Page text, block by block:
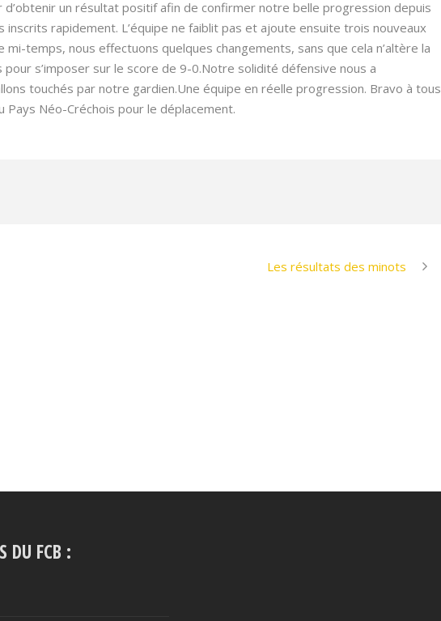
un résultat positif afin de confirmer notre belle progression depuis
rapidement. L’équipe ne faiblit pas et ajoute ensuite trois nouveaux
temps, nous effectuons quelques changements, sans que cela n’altère la
s’imposer sur le score de 9-0.Notre solidité défensive nous a
touchés par notre gardien.Une équipe en réelle progression. Bravo à tous
Néo-Créchois pour le déplacement.
Les résultats des minots
DU FCB :